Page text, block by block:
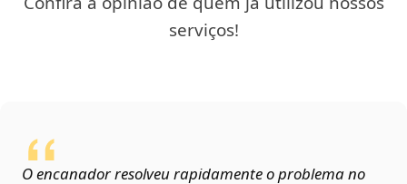
serviços!
O encanador resolveu rapidamente o problema no